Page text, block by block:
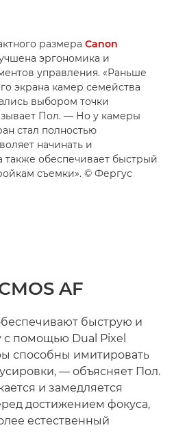
размера Canon
эргономика и
управления. «Раньше
экрана камер семейства
выбором точки
Пол. — Но у камеры
стал полностью
начинать и
также обеспечивает быстрый
съемки». © Фергус
AF
быструю и
помощью Dual Pixel
способны имитировать
— объясняет Пол.
и замедляется
достижением фокуса,
естественный